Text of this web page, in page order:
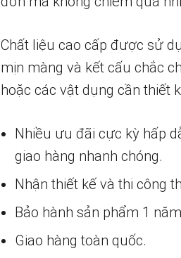
Chất liệu cao cấp được sử
mịn màng và kết cấu chắc
hoặc các vật dụng cần thiết
Nhiều ưu đãi cực kỳ hấp
giao hàng nhanh chóng.
Nhận thiết kế và thi công
Bảo hành sản phẩm 1
Giao hàng toàn quốc.